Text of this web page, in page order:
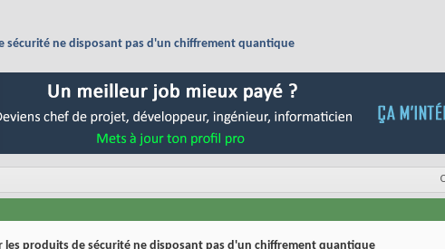
sécurité ne disposant pas d'un chiffrement quantique
les produits de sécurité ne disposant pas d'un chiffrement quantique